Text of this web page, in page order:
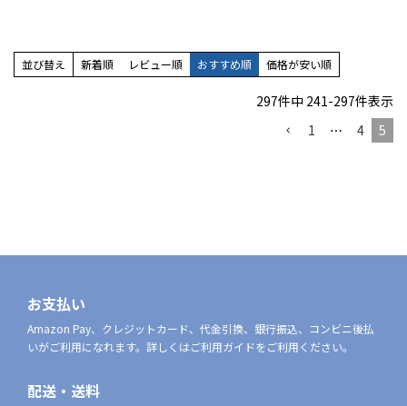
並び替え 新着順 レビュー順 おすすめ順 価格が安い順
297件中 241-297件表示
1
… 4 5
お支払い
Amazon Pay、クレジットカード、代金引換、銀行振込、コンビニ後払
いがご利用になれます。詳しくはご利用ガイドをご利用ください。
配送・送料